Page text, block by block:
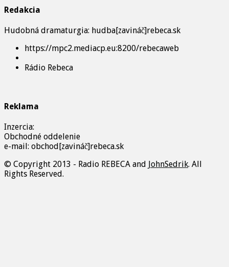
Redakcia
Hudobná dramaturgia: hudba[zavináč]rebeca.sk
https://mpc2.mediacp.eu:8200/rebecaweb
Rádio Rebeca
Reklama
Inzercia:
Obchodné oddelenie
e-mail: obchod[zavináč]rebeca.sk
© Copyright 2013 - Radio REBECA and JohnSedrik. All
Rights Reserved.